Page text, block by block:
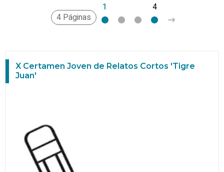
4 Páginas
1 4
X Certamen Joven de Relatos Cortos 'Tigre
Juan'